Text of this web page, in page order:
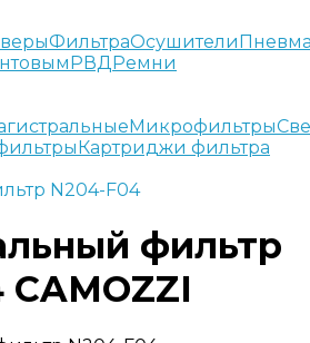
ФильтраОсушители
РВДРемни
Микрофильтры
Картриджи фильтра
N204-F04
фильтр